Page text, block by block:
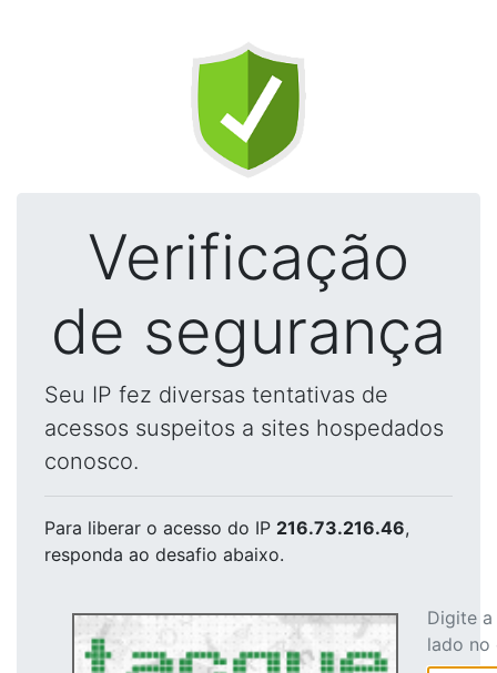
Verificação
de segurança
Seu IP fez diversas tentativas de
acessos suspeitos a sites hospedados
conosco.
Para liberar o acesso do IP 216.73.216.46,
responda ao desafio abaixo.
Digite
lado no